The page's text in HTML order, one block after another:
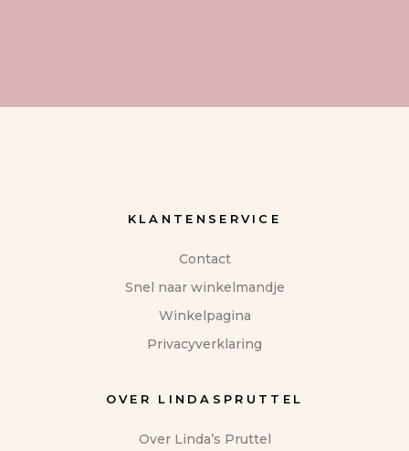
KLANTENSERVICE
Contact
Snel naar winkelmandje
Winkelpagina
Privacyverklaring
OVER LINDASPRUTTEL
Over Linda’s Pruttel